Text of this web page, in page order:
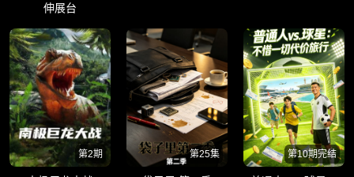
伸展台
第2期 第25集 第10期完结